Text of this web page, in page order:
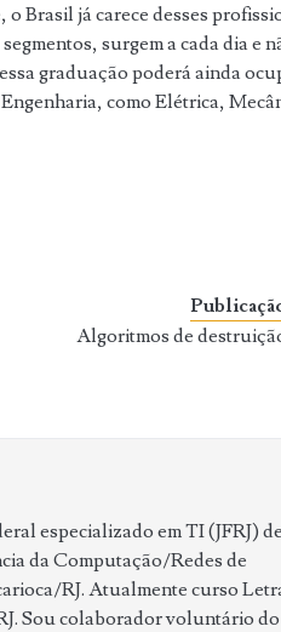
Brasil já carece desses
surgem a cada dia e
graduação poderá ainda
como Elétrica,
Algoritmos de
especializado em TI (JFRJ)
da Computação/Redes de
RJ. Atualmente curso
Sou colaborador voluntário do